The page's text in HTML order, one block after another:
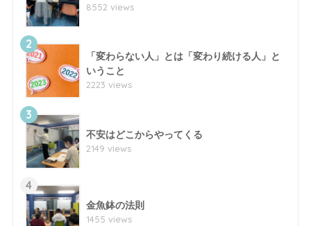
8552 views
2
「変わらない人」とは「変わり続ける人」と
いうこと
2223 views
3
不安はどこからやってくる
2149 views
4
金魚鉢の法則
1455 views